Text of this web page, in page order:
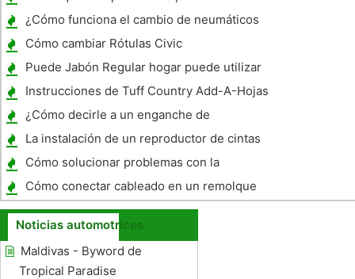
1973 Triumph TR6
¿Cómo funciona el cambio de neumáticos
afectan Driveability ?
Cómo cambiar Rótulas Civic
Puede Jabón Regular hogar puede utilizar
para lavar un coche?
Instrucciones de Tuff Country Add-A-Hojas
en F-250s
¿Cómo decirle a un enganche de
distribución de peso de una carga de peso
Hitch
La instalación de un reproductor de cintas
en un 7G Cívico
Cómo solucionar problemas con la
climatización en un Chevy Pickup 2004
Cómo conectar cableado en un remolque
Noticias automotrices
Maldivas - Byword de
Tropical Paradise